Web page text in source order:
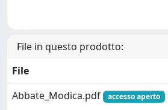
File in questo prodotto:
File
Abbate_Modica.pdf
accesso aperto